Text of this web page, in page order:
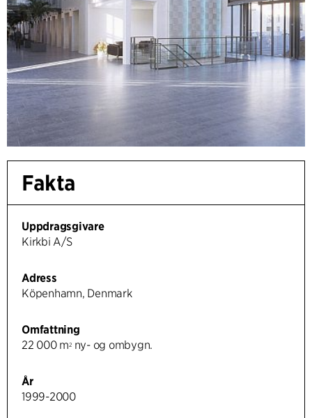
Fakta
Uppdragsgivare
Kirkbi A/S
Adress
Köpenhamn, Denmark
Omfattning
22 000 m2ny- og ombygn.
År
1999-2000